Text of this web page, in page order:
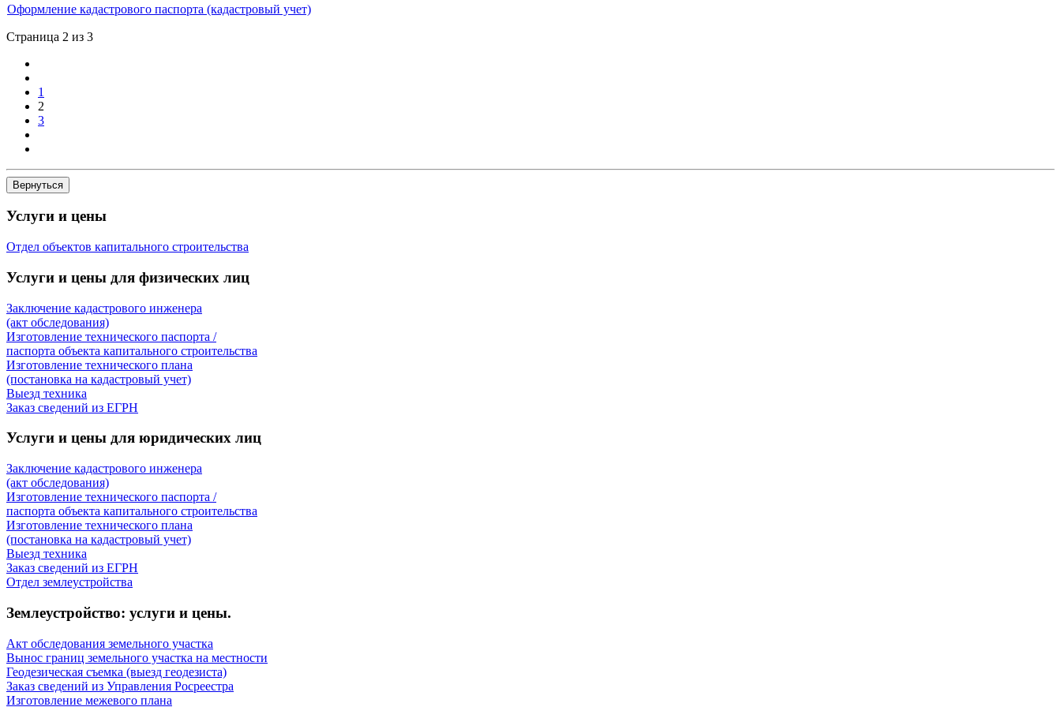
Оформление кадастрового паспорта (кадастровый учет)
Страница 2 из 3
1
2
3
Услуги и цены
Отдел объектов капитального строительства
Услуги и цены для физических лиц
Заключение кадастрового инженера
(акт обследования)
Изготовление технического паспорта /
паспорта объекта капитального строительства
Изготовление технического плана
(постановка на кадастровый учет)
Выезд техника
Заказ сведений из ЕГРН
Услуги и цены для юридических лиц
Заключение кадастрового инженера
(акт обследования)
Изготовление технического паспорта /
паспорта объекта капитального строительства
Изготовление технического плана
(постановка на кадастровый учет)
Выезд техника
Заказ сведений из ЕГРН
Отдел землеустройства
Землеустройство: услуги и цены.
Акт обследования земельного участка
Вынос границ земельного участка на местности
Геодезическая съемка (выезд геодезиста)
Заказ сведений из Управления Росреестра
Изготовление межевого плана